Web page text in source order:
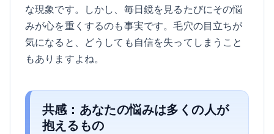
な現象です。しかし、毎日鏡を見るたびにその悩
みが心を重くするのも事実です。毛穴の目立ちが
気になると、どうしても自信を失ってしまうこと
もありますよね。
共感：あなたの悩みは多くの人が
抱えるもの